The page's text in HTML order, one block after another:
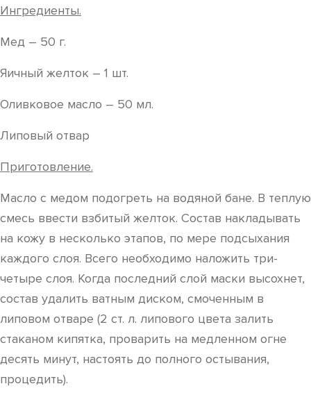
Ингредиенты.
Мед – 50 г.
Яичный желток – 1 шт.
Оливковое масло – 50 мл.
Липовый отвар
Приготовление.
Масло с медом подогреть на водяной бане. В теплую
смесь ввести взбитый желток. Состав накладывать
на кожу в несколько этапов, по мере подсыхания
каждого слоя. Всего необходимо наложить три-
четыре слоя. Когда последний слой маски высохнет,
состав удалить ватным диском, смоченным в
липовом отваре (2 ст. л. липового цвета залить
стаканом кипятка, проварить на медленном огне
десять минут, настоять до полного остывания,
процедить).